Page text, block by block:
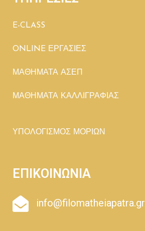
E-CLASS
ONLINE ΕΡΓΑΣΙΕΣ
ΜΑΘΗΜΑΤΑ ΑΣΕΠ
ΜΑΘΗΜΑΤΑ ΚΑΛΛΙΓΡΑΦΙΑΣ
ΥΠΟΛΟΓΙΣΜΟΣ ΜΟΡΙΩΝ
ΕΠΙΚΟΙΝΩΝΙΑ
info@filomatheiapatra.gr